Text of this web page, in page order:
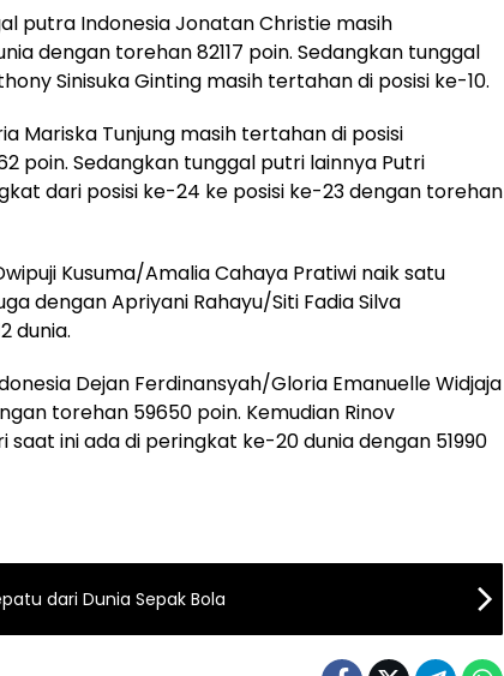
putra Indonesia Jonatan Christie masih
dengan torehan 82117 poin. Sedangkan tunggal
Sinisuka Ginting masih tertahan di posisi ke-10.
Mariska Tunjung masih tertahan di posisi
poin. Sedangkan tunggal putri lainnya Putri
dari posisi ke-24 ke posisi ke-23 dengan torehan
Kusuma/Amalia Cahaya Pratiwi naik satu
dengan Apriyani Rahayu/Siti Fadia Silva
dunia.
Dejan Ferdinansyah/Gloria Emanuelle Widjaja
torehan 59650 poin. Kemudian Rinov
ini ada di peringkat ke-20 dunia dengan 51990
dari Dunia Sepak Bola